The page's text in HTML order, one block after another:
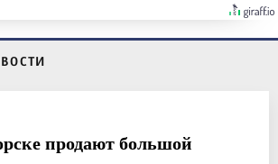
продают большой